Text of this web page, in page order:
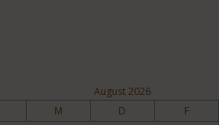
August 2026
M D F